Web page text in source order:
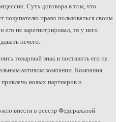
Суть договора в том, что
покупателю право пользоваться своим
не зарегистрировал, то у него
нечего.
товарный знак и поставить его на
активом компании. Компания
новых партнеров и
внести в реестр Федеральной